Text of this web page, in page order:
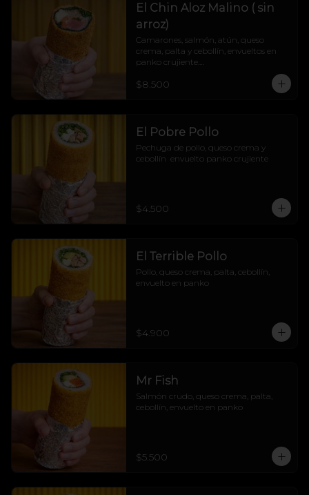
El Chin Aloz Malino ( sin
arroz)
Camarones, salmón, atún, queso
crema, palta y cebollín, envueltos en
panko crujiente.
Cremosito, marino y explosivo. ¡Un trío
marino sin arroz, pero con pura
$8.500
El Pobre Pollo
Pechuga de pollo, queso crema y
cebollín  envuelto panko crujiente
$4.500
El Terrible Pollo
Pollo, queso crema, palta, cebollín,
envuelto en panko
$4.900
Mr Fish
Salmón crudo, queso crema, palta,
cebollín, envuelto en panko
$5.500